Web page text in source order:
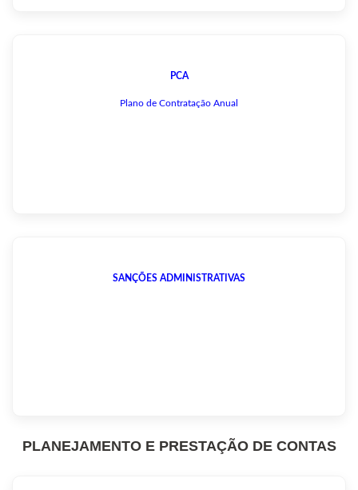
PCA
Plano de Contratação Anual
SANÇÕES ADMINISTRATIVAS
PLANEJAMENTO E PRESTAÇÃO DE CONTAS